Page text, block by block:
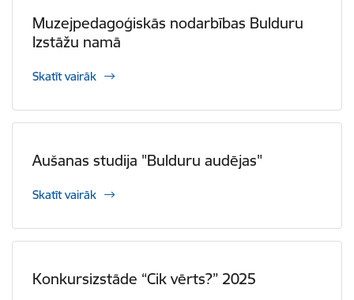
Muzejpedagoģiskās nodarbības Bulduru
Izstāžu namā
Skatīt vairāk
Aušanas studija "Bulduru audējas"
Skatīt vairāk
Konkursizstāde “Cik vērts?” 2025